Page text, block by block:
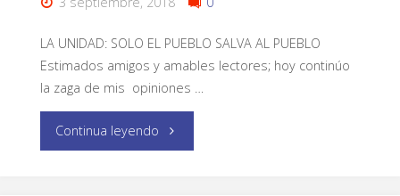
LA UNIDAD: SOLO EL PUEBLO SALVA AL PUEBLO
Estimados amigos y amables lectores; hoy continúo
la zaga de mis opiniones …
Continua leyendo